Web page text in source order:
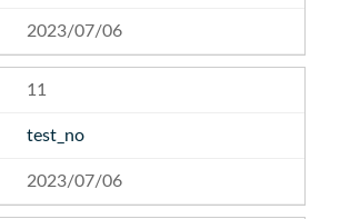
2023/07/06
11
test_no
2023/07/06